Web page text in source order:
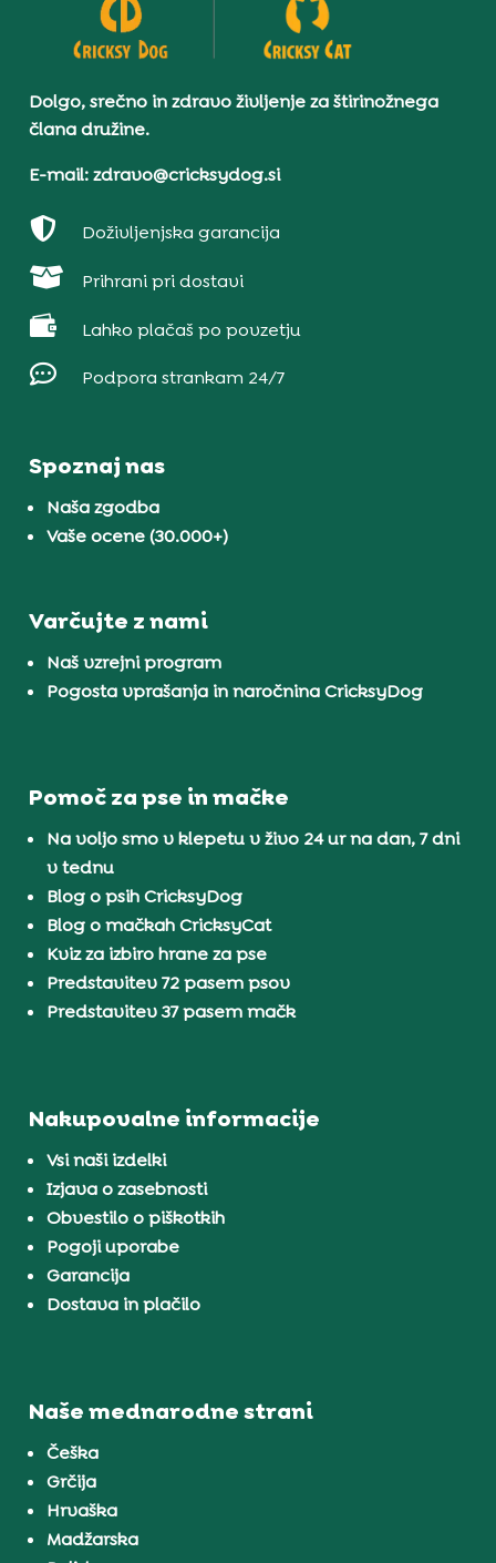
Dolgo, srečno in zdravo življenje za štirinožnega
člana družine.
E-mail: zdravo@cricksydog.si
 Doživljenjska garancija
 Prihrani pri dostavi
 Lahko plačaš po povzetju
 Podpora strankam 24/7
Spoznaj nas
Naša zgodba
Vaše ocene (30.000+)
Varčujte z nami
Naš vzrejni program
Pogosta vprašanja in naročnina CricksyDog
Pomoč za pse in mačke
Na voljo smo v klepetu v živo 24 ur na dan, 7 dni
v tednu
Blog o psih CricksyDog
Blog o mačkah CricksyCat
Kviz za izbiro hrane za pse
Predstavitev 72 pasem psov
Predstavitev 37 pasem mačk
Nakupovalne informacije
Vsi naši izdelki
Izjava o zasebnosti
Obvestilo o piškotkih
Pogoji uporabe
Garancija
Dostava in plačilo
Naše mednarodne strani
Češka
Grčija
Hrvaška
Madžarska